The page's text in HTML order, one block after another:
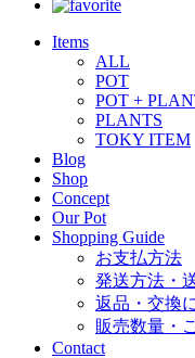
Items
ALL
POT
POT +
PLANTS
TOKY ITEM
Blog
Shop
Concept
Our Pot
Shopping Guide
お支払方法
発送方法・
返品・交換
販売数量・
Contact